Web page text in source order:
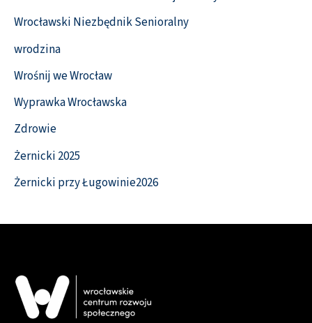
Wrocławski Niezbędnik Senioralny
wrodzina
Wrośnij we Wrocław
Wyprawka Wrocławska
Zdrowie
Żernicki 2025
Żernicki przy Ługowinie2026